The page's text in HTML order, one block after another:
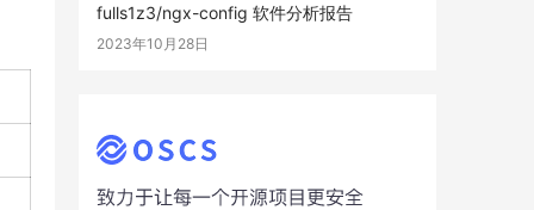
fulls1z3/ngx-config 软件分析报告
2023年10月28日